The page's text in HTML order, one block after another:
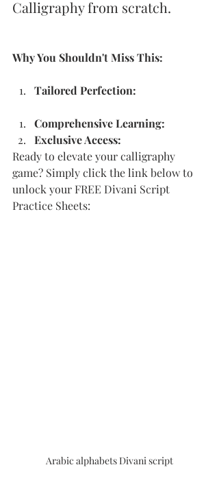
Calligraphy from scratch.
Why You Shouldn't Miss This:
Tailored Perfection:
Comprehensive Learning:
Exclusive Access:
Ready to elevate your calligraphy
game? Simply click the link below to
unlock your FREE Divani Script
Practice Sheets:
Arabic alphabets Divani script